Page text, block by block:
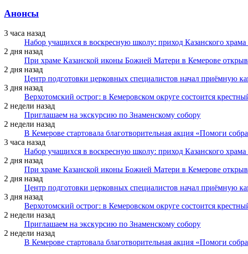
Анонсы
3 часа назад
Набор учащихся в воскресную школу: приход Казанского храма
2 дня назад
При храме Казанской иконы Божией Матери в Кемерове
2 дня назад
Центр подготовки церковных специалистов начал приёмную
3 дня назад
Верхотомский острог: в Кемеровском округе состоится
2 недели назад
Приглашаем на экскурсию по Знаменскому собору
2 недели назад
В Кемерове стартовала благотворительная акция «Помоги
3 часа назад
Набор учащихся в воскресную школу: приход Казанского храма
2 дня назад
При храме Казанской иконы Божией Матери в Кемерове
2 дня назад
Центр подготовки церковных специалистов начал приёмную
3 дня назад
Верхотомский острог: в Кемеровском округе состоится
2 недели назад
Приглашаем на экскурсию по Знаменскому собору
2 недели назад
В Кемерове стартовала благотворительная акция «Помоги